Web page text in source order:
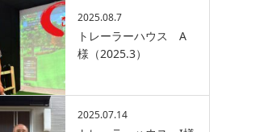
2025.08.7
トレーラーハウス A
様（2025.3）
2025.07.14